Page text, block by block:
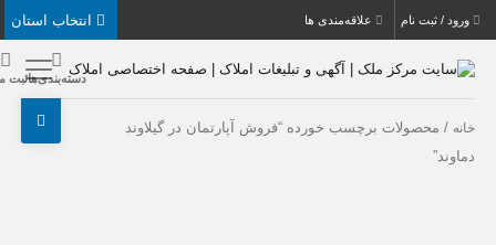
نام علاقه‌مندی ها
دسته‌بندی‌هاثبت ملک
برچسب خورده “فروش آپارتمان در گیلاوند